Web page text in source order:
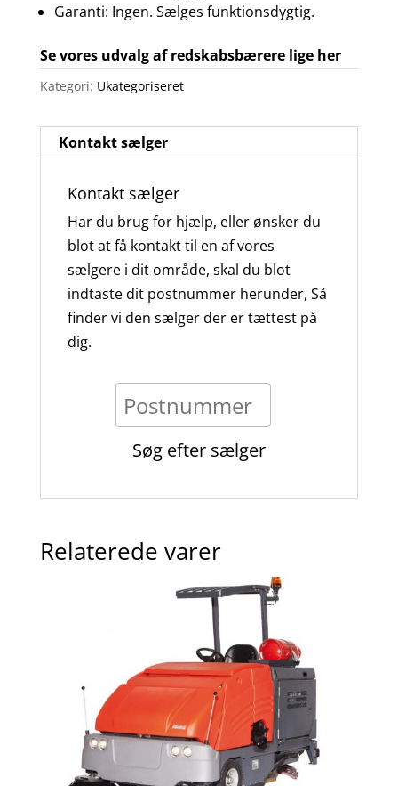
Garanti: Ingen. Sælges funktionsdygtig.
Se vores udvalg af redskabsbærere lige her
Kategori: Ukategoriseret
Kontakt sælger
Kontakt sælger
Har du brug for hjælp, eller ønsker du
blot at få kontakt til en af vores
sælgere i dit område, skal du blot
indtaste dit postnummer herunder, Så
finder vi den sælger der er tættest på
dig.
Relaterede varer